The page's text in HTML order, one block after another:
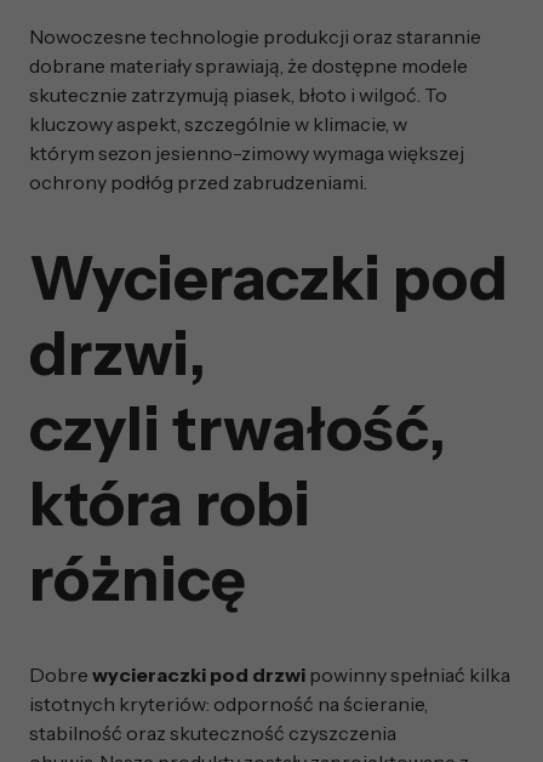
Nowoczesne technologie produkcji oraz starannie
dobrane materiały sprawiają, że dostępne modele
skutecznie zatrzymują piasek, błoto i wilgoć. To
kluczowy aspekt, szczególnie w klimacie, w
którym sezon jesienno-zimowy wymaga większej
ochrony podłóg przed zabrudzeniami.
Wycieraczki pod
drzwi,
czyli trwałość,
która robi
różnicę
Dobre wycieraczki pod drzwi powinny spełniać kilka
istotnych kryteriów: odporność na ścieranie,
stabilność oraz skuteczność czyszczenia